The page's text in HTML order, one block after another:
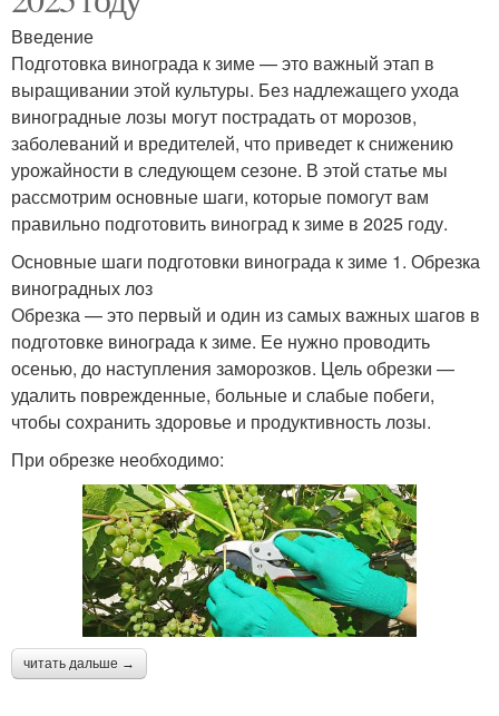
Введение
Подготовка винограда к зиме — это важный этап в
выращивании этой культуры. Без надлежащего ухода
виноградные лозы могут пострадать от морозов,
заболеваний и вредителей, что приведет к снижению
урожайности в следующем сезоне. В этой статье мы
рассмотрим основные шаги, которые помогут вам
правильно подготовить виноград к зиме в 2025 году.
Основные шаги подготовки винограда к зиме 1. Обрезка
виноградных лоз
Обрезка — это первый и один из самых важных шагов в
подготовке винограда к зиме. Ее нужно проводить
осенью, до наступления заморозков. Цель обрезки —
удалить поврежденные, больные и слабые побеги,
чтобы сохранить здоровье и продуктивность лозы.
При обрезке необходимо:
читать дальше →